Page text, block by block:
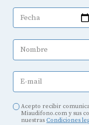
Fecha
Nombre
E-mail
Acepto recibir
Miaudifono.com y sus
nuestras Condiciones